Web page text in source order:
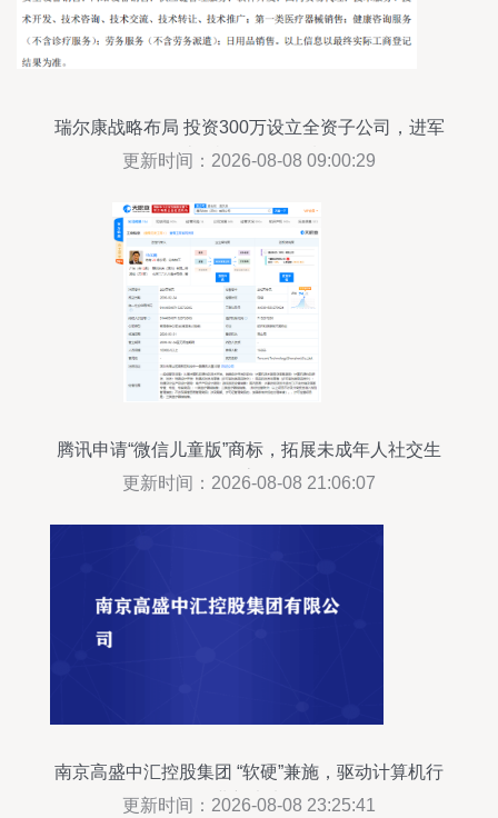
瑞尔康战略布局 投资300万设立全资子公司，进军
计算机软硬件领域
更新时间：2026-08-08 09:00:29
腾讯申请“微信儿童版”商标，拓展未成年人社交生
态
更新时间：2026-08-08 21:06:07
南京高盛中汇控股集团 “软硬”兼施，驱动计算机行
业新未来
更新时间：2026-08-08 23:25:41